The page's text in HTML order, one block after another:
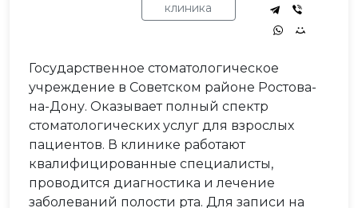
клиника
Государственное стоматологическое
учреждение в Советском районе Ростова-
на-Дону. Оказывает полный спектр
стоматологических услуг для взрослых
пациентов. В клинике работают
квалифицированные специалисты,
проводится диагностика и лечение
заболеваний полости рта. Для записи на